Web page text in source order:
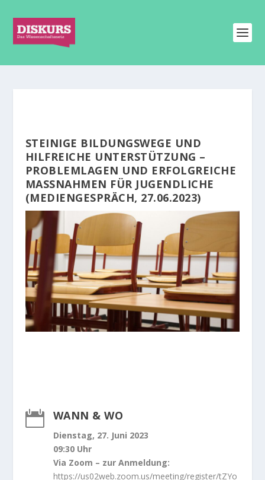
STEINIGE BILDUNGSWEGE UND
HILFREICHE UNTERSTÜTZUNG –
PROBLEMLAGEN UND ERFOLGREICHE
MASSNAHMEN FÜR JUGENDLICHE (
MEDIENGESPRÄCH, 27.06.2023)
 WANN & WO
Dienstag, 27. Juni 2023
09:30 Uhr
Via Zoom – zur Anmeldung:
https://us02web.zoom.us/meeting/register/tZYo